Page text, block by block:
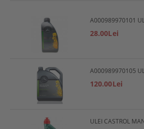
28.00Lei
120.00Lei
ULEI CASTROL